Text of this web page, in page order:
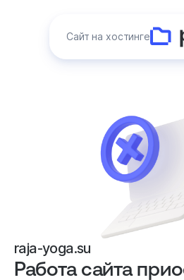
Сайт на хостинге
raja-yoga.su
Работа сайта